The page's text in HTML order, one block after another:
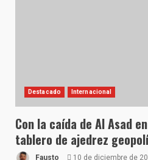
Destacado Internacional
Con la caída de Al Asad
tablero de ajedrez
Fausto 10 de diciembre de